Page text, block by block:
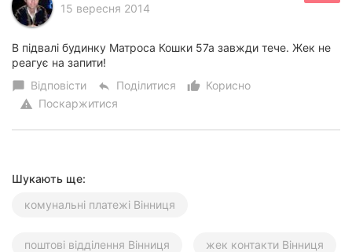
Полтава
Чернігів
Черкаси
Чернівці
Франківськ
Луцьк
15 вересня 2014
В підвалі будинку Матроса Кошки 57а завжди тече. Жек не
реагує на запити!
chat_bubble Відповісти reply Поділитися thumb_up_alt
Корисно
warning Поскаржитися
Шукають ще:
комунальні платежі Вінниця
поштові відділення Вінниця жек контакти Вінниця